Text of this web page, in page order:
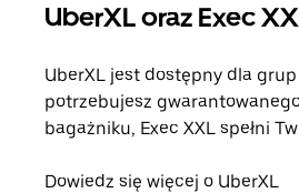
UberXL oraz Exec
UberXL jest dostępny dla
potrzebujesz
bagażniku, Exec XXL spełni
Dowiedz się więcej o UberXL